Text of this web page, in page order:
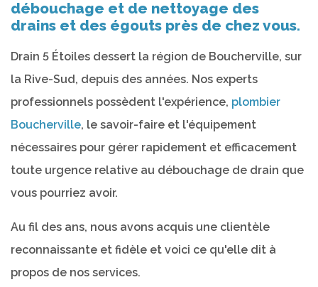
débouchage et de nettoyage des
drains et des égouts près de chez vous.
Drain 5 Étoiles dessert la région de Boucherville, sur
la Rive-Sud, depuis des années. Nos experts
professionnels possèdent l'expérience, plombier
Boucherville, le savoir-faire et l'équipement
nécessaires pour gérer rapidement et efficacement
toute urgence relative au débouchage de drain que
vous pourriez avoir.
Au fil des ans, nous avons acquis une clientèle
reconnaissante et fidèle et voici ce qu'elle dit à
propos de nos services.